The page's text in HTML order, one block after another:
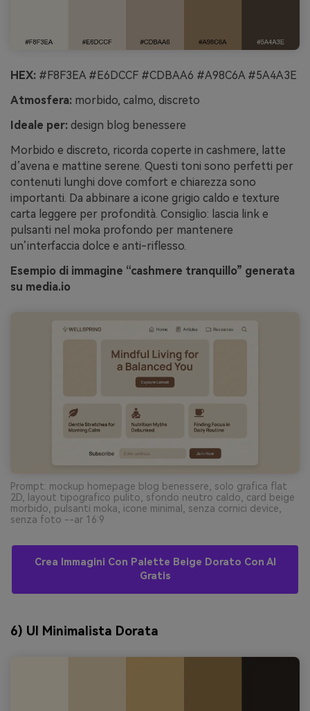
HEX: #F8F3EA #E6DCCF #CDBAA6 #A98C6A #5A4A3E
Atmosfera: morbido, calmo, discreto
Ideale per: design blog benessere
Morbido e discreto, ricorda coperte in cashmere, latte
d’avena e mattine serene. Questi toni sono perfetti per
contenuti lunghi dove comfort e chiarezza sono
importanti. Da abbinare a icone grigio caldo e texture
carta leggere per profondità. Consiglio: lascia link e
pulsanti nel moka profondo per mantenere
un’interfaccia dolce e anti-riflesso.
Esempio di immagine “cashmere tranquillo” generata
su media.io
Prompt: mockup homepage blog benessere, solo grafica flat
2D, layout tipografico pulito, sfondo neutro caldo, card beige
morbido, pulsanti moka, icone minimal, senza cornici device,
senza foto --ar 16:9
Crea Immagini Con Palette Beige Dorato Con AI
Gratis
6) UI Minimalista Dorata